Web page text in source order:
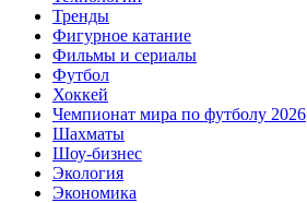
Тренды
Фигурное катание
Фильмы и сериалы
Футбол
Хоккей
Чемпионат мира по футболу 2026
Шахматы
Шоу-бизнес
Экология
Экономика